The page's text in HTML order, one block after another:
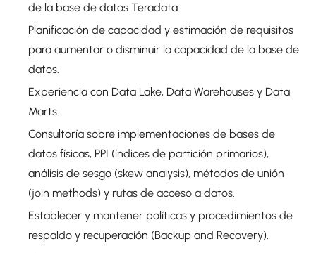
de la base de datos Teradata.
Planificación de capacidad y estimación de requisitos
para aumentar o disminuir la capacidad de la base de
datos.
Experiencia con Data Lake, Data Warehouses y Data
Marts.
Consultoría sobre implementaciones de bases de
datos físicas, PPI (índices de partición primarios),
análisis de sesgo (skew analysis), métodos de unión
(join methods) y rutas de acceso a datos.
Establecer y mantener políticas y procedimientos de
respaldo y recuperación (Backup and Recovery).